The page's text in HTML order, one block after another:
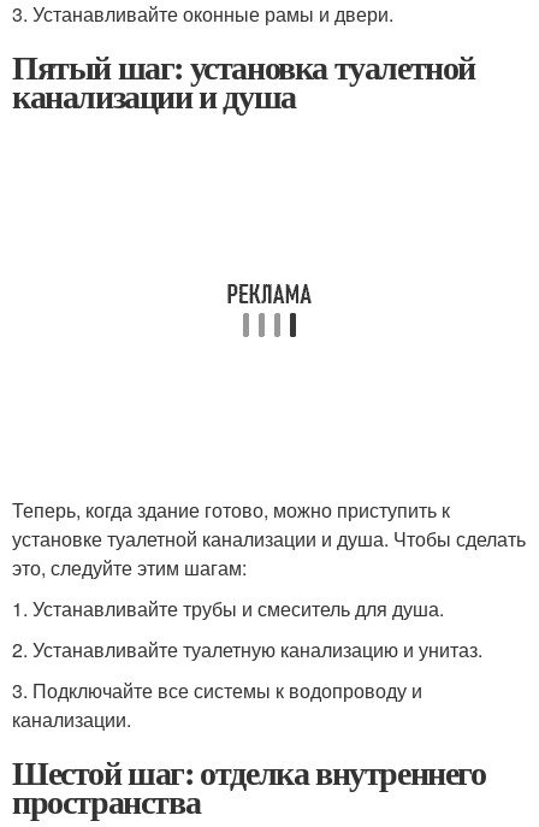
3. Устанавливайте оконные рамы и двери.
Пятый шаг: установка туалетной
канализации и душа
Теперь, когда здание готово, можно приступить к
установке туалетной канализации и душа. Чтобы сделать
это, следуйте этим шагам:
1. Устанавливайте трубы и смеситель для душа.
2. Устанавливайте туалетную канализацию и унитаз.
3. Подключайте все системы к водопроводу и
канализации.
Шестой шаг: отделка внутреннего
пространства